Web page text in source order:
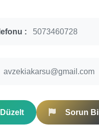
: 5073460728
avzekiakarsu@gmail.com
Sorun